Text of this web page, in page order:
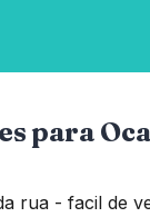
para
rua - facil de